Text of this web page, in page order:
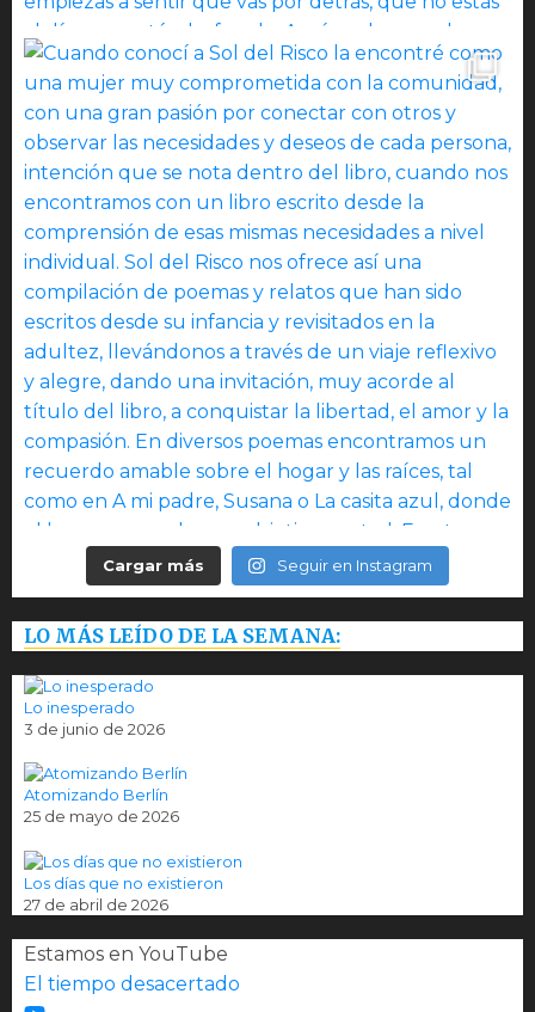
Cargar más Seguir en Instagram
LO MÁS LEÍDO DE LA SEMANA:
Lo inesperado
3 de junio de 2026
Atomizando Berlín
25 de mayo de 2026
Los días que no existieron
27 de abril de 2026
Estamos en YouTube
El tiempo desacertado